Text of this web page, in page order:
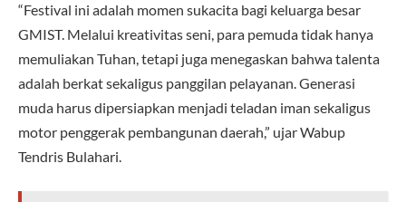
“Festival ini adalah momen sukacita bagi keluarga besar
GMIST. Melalui kreativitas seni, para pemuda tidak hanya
memuliakan Tuhan, tetapi juga menegaskan bahwa talenta
adalah berkat sekaligus panggilan pelayanan. Generasi
muda harus dipersiapkan menjadi teladan iman sekaligus
motor penggerak pembangunan daerah,” ujar Wabup
Tendris Bulahari.